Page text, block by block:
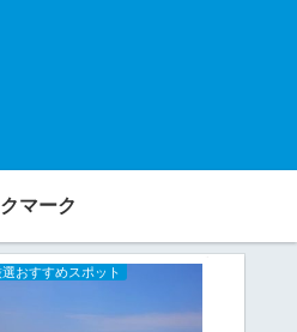
マーク
選おすすめスポット